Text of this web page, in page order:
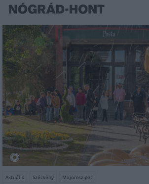
Aktuális Szécsény Majomsziget